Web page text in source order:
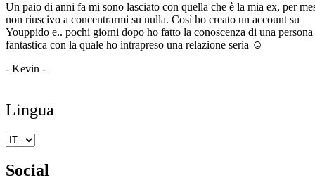
Un paio di anni fa mi sono lasciato con quella che è la mia ex, per
non riuscivo a concentrarmi su nulla. Così ho creato un account su
Youppido e.. pochi giorni dopo ho fatto la conoscenza di una persona
fantastica con la quale ho intrapreso una relazione seria ☺️
- Kevin -
Lingua
Social